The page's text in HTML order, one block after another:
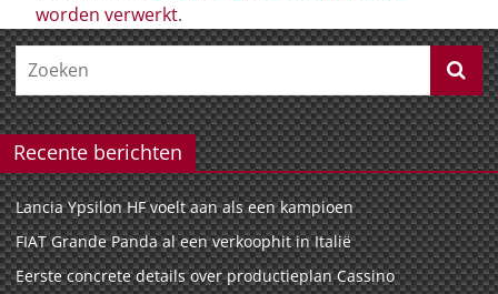
worden verwerkt.
Recente berichten
Lancia Ypsilon HF voelt aan als een kampioen
FIAT Grande Panda al een verkoophit in Italië
Eerste concrete details over productieplan Cassino